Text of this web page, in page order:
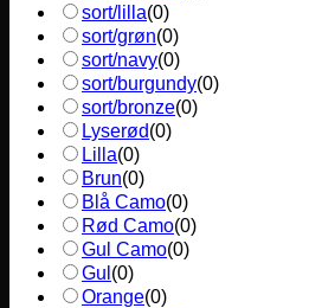
sort/lilla(0)
sort/grøn(0)
sort/navy(0)
sort/burgundy(0)
sort/bronze(0)
Lyserød(0)
Lilla(0)
Brun(0)
Blå Camo(0)
Rød Camo(0)
Gul Camo(0)
Gul (0)
Orange(0)